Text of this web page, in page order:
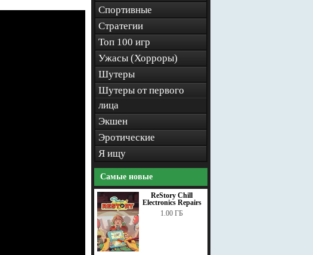
Спортивные
Стратегии
Топ 100 игр
Ужасы (Хорроры)
Шутеры
Шутеры от первого
лица
Экшен
Эротические
Я ищу
Самые новые
ReStory Chill
Electronics Repairs
1.00 ГБ